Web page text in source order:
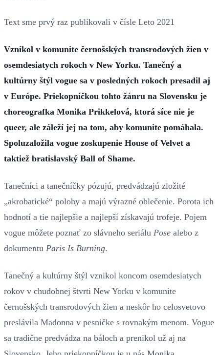
Text sme prvý raz publikovali v čísle Leto 2021
Vznikol v komunite černošských transrodových žien v
osemdesiatych rokoch v New Yorku. Tanečný a
kultúrny štýl vogue sa v posledných rokoch presadil aj
v Európe. Priekopníčkou tohto žánru na Slovensku je
choreografka Monika Prikkelová, ktorá síce nie je
queer, ale záleží jej na tom, aby komunite pomáhala.
Spoluzaložila vogue zoskupenie House of Velvet a
taktiež bratislavský Ball of Shame.
Tanečníci a tanečníčky pózujú, predvádzajú zložité
„akrobatické“ polohy a majú výrazné oblečenie. Porota ich
hodnotí a tie najlepšie a najlepší získavajú trofeje. Pojem
vogue môžete poznať zo slávneho seriálu Pose alebo z
dokumentu Paris Is Burning.
Tanečný a kultúrny štýl vznikol koncom osemdesiatych
rokov v chudobnej štvrti New Yorku v komunite
černošských transrodových žien a neskôr ho celosvetovo
preslávila Madonna v pesničke s rovnakým menom. Vogue
sa tradične predvádza na báloch a prenikol už aj na